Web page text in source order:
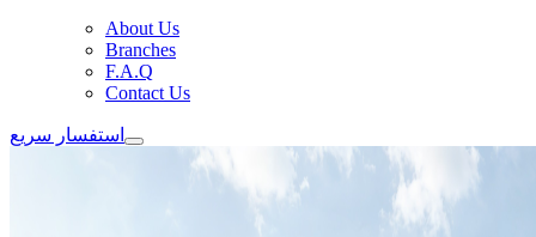
About Us
Branches
F.A.Q
Contact Us
استفسار سريع